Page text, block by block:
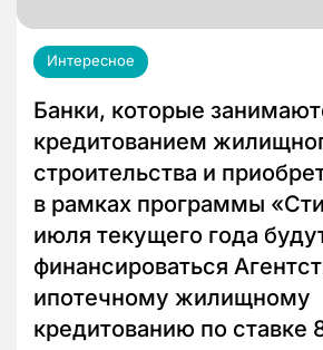
Интересное
Банки, которые
кредитованием
строительства и
в рамках программы
июля текущего года
финансироваться
ипотечному жилищному
кредитованию по ставке